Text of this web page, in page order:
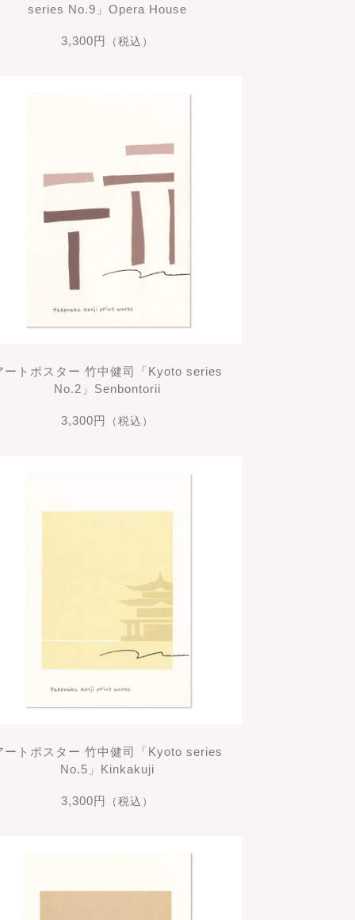
series No.9」Opera House
3,300円 （税込）
ートポスター 竹中健司「Kyoto series
No.2」Senbontorii
3,300円 （税込）
ートポスター 竹中健司「Kyoto series
No.5」Kinkakuji
3,300円 （税込）